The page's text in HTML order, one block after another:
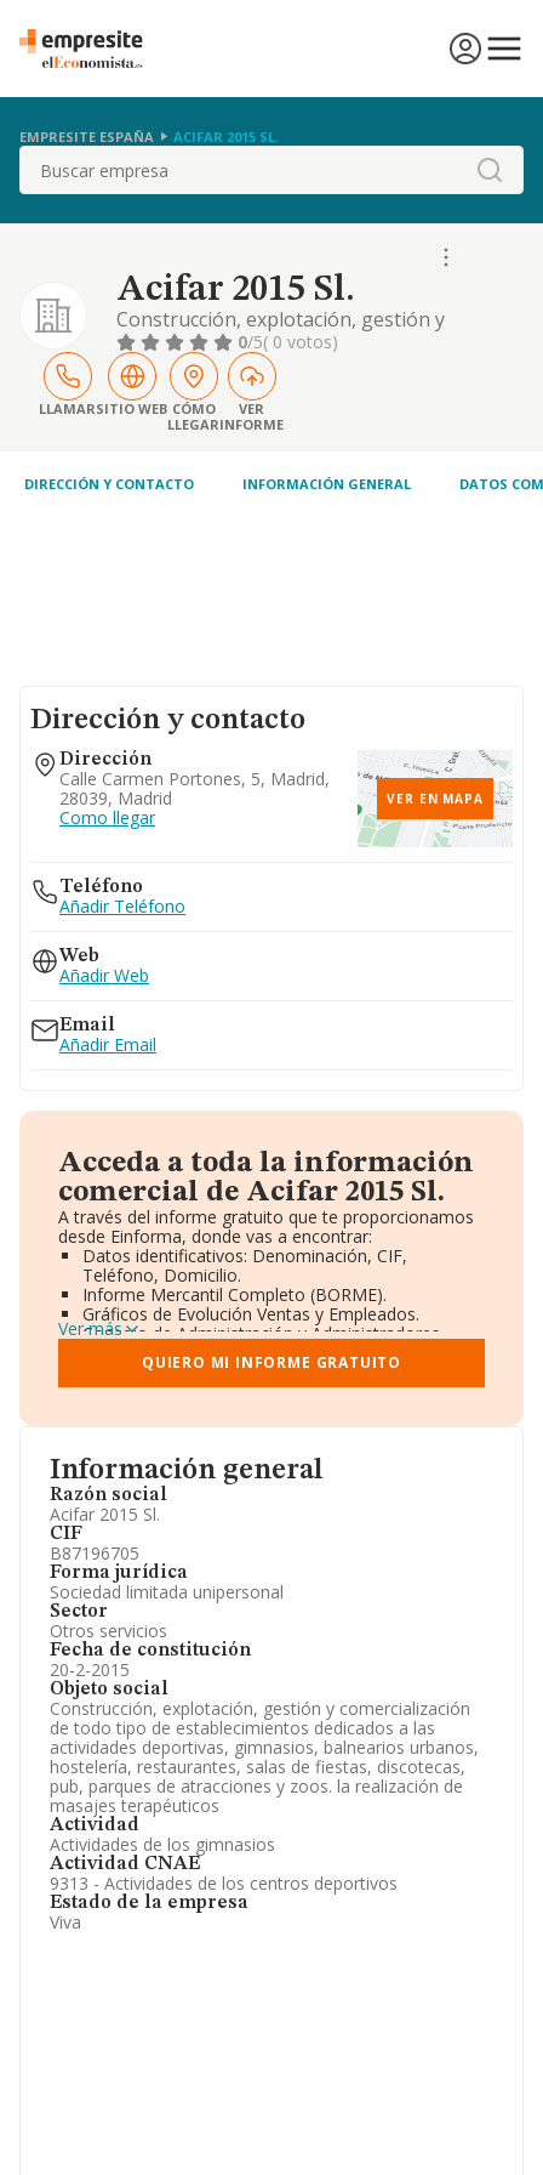
EMPRESITE ESPAÑA ACIFAR 2015 SL.
Buscar
Acifar 2015 Sl.
Construcción, explotación, gestión y
comercialización de todo tipo de
establecimientos dedicados a las actividades
deportivas, gimnasios, balnearios urbanos,
hostelería, restaurantes, salas de fiestas,
discotecas, pub, parques de atracciones y
0/5( 0 votos)
LLAMARSITIO WEB CÓMO
LLEGAR
VER
INFORME
DIRECCIÓN Y CONTACTO INFORMACIÓN GENERAL DATOS
Información general
Razón social
Acifar 2015 Sl.
CIF
B87196705
Forma jurídica
Sociedad limitada unipersonal
Sector
Otros servicios
Fecha de constitución
20-2-2015
Objeto social
Construcción, explotación, gestión y comercialización
de todo tipo de establecimientos dedicados a las
actividades deportivas, gimnasios, balnearios urbanos,
hostelería, restaurantes, salas de fiestas, discotecas,
pub, parques de atracciones y zoos. la realización de
masajes terapéuticos
Actividad
Actividades de los gimnasios
Actividad CNAE
9313 - Actividades de los centros deportivos
Estado de la empresa
Viva
Dirección y contacto
Dirección
Calle Carmen Portones, 5, Madrid,
28039, Madrid
Como llegar
VER EN MAPA
Teléfono
Añadir Teléfono
Web
Añadir Web
Email
Añadir Email
Acceda a toda la información
comercial de Acifar 2015 Sl.
A través del informe gratuito que te proporcionamos
desde Einforma, donde vas a encontrar:
Datos identificativos: Denominación, CIF,
Teléfono, Domicilio.
Informe Mercantil Completo (BORME).
Gráficos de Evolución Ventas y Empleados.
Consejo de Administración y Administradores.
Directivos y Ejecutivos.
Accionistas.
Participaciones y Vinculaciones en otras empresas.
Información oficial y registral complementaria.
Ver más
QUIERO MI INFORME GRATUITO